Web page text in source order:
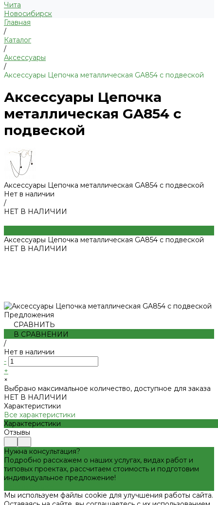
Чита
Новосибирск
Главная
/
Каталог
/
Аксессуары
/
Аксессуары Цепочка металлическая GA854 с подвеской
Аксессуары Цепочка
металлическая GA854 с
подвеской
Аксессуары Цепочка металлическая GA854 с подвеской
Нет в наличии
/
НЕТ В НАЛИЧИИ
Аксессуары Цепочка металлическая GA854 с подвеской
НЕТ В НАЛИЧИИ
Предложения
СРАВНИТЬ
В СРАВНЕНИИ
/
Нет в наличии
-
+
×
Выбрано максимальное количество, доступное для заказа
НЕТ В НАЛИЧИИ
Характеристики
Все характеристики
Характеристики
Отзывы
Нужна консультация?
Подробно расскажем о наших услугах, видах работ и
типовых проектах, рассчитаем стоимость и подготовим
индивидуальное предложение!
Мы используем файлы cookie для улучшения работы сайта.